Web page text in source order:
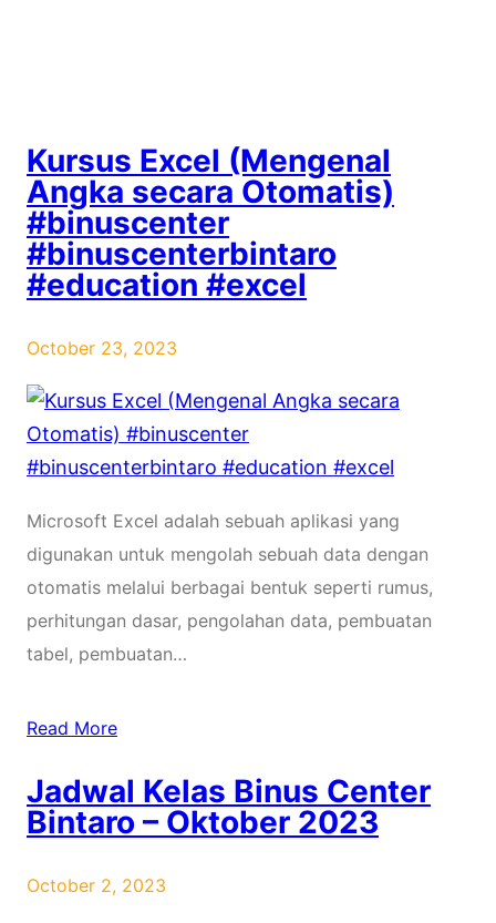
Kursus Excel (Mengenal
Angka secara Otomatis)
#binuscenter
#binuscenterbintaro
#education #excel
October 23, 2023
Microsoft Excel adalah sebuah aplikasi yang
digunakan untuk mengolah sebuah data dengan
otomatis melalui berbagai bentuk seperti rumus,
perhitungan dasar, pengolahan data, pembuatan
tabel, pembuatan…
Read More
Jadwal Kelas Binus Center
Bintaro – Oktober 2023
October 2, 2023